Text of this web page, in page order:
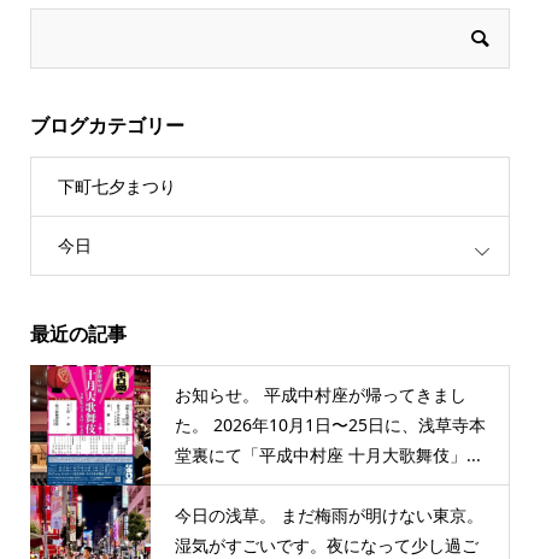
ブログカテゴリー
下町七夕まつり
今日
最近の記事
お知らせ。 平成中村座が帰ってきまし
た。 2026年10月1日〜25日に、浅草寺本
堂裏にて「平成中村座 十月大歌舞伎」...
今日の浅草。 まだ梅雨が明けない東京。
湿気がすごいです。夜になって少し過ご